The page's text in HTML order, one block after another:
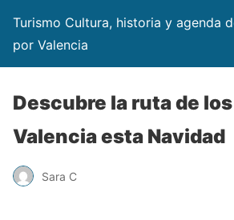
Turismo Cultura, historia y agenda
por Valencia
Descubre la ruta de
Valencia esta Navidad
Sara C